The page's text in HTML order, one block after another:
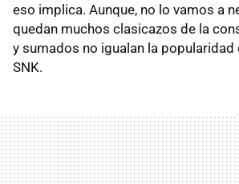
eso implica. Aunque, no lo vamos a
quedan muchos clasicazos de la
y sumados no igualan la popularidad
SNK.